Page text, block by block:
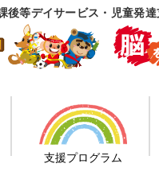
後等デイサービス・児童発
支援プログラム